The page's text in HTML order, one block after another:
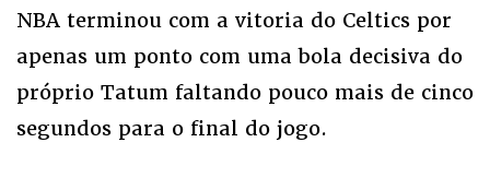
NBA terminou com a vitoria do Celtics por
apenas um ponto com uma bola decisiva do
próprio Tatum faltando pouco mais de cinco
segundos para o final do jogo.